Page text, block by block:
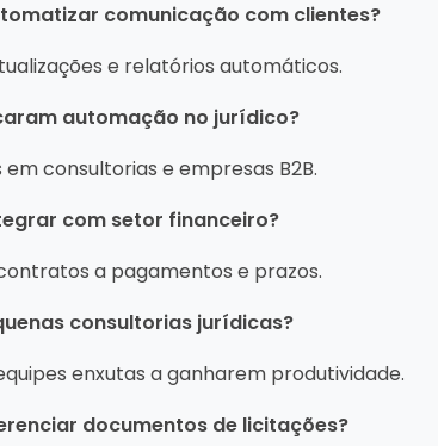
comunicação com clientes?
e relatórios automáticos.
automação no jurídico?
em consultorias e empresas B2B.
com setor financeiro?
a pagamentos e prazos.
consultorias jurídicas?
enxutas a ganharem produtividade.
documentos de licitações?